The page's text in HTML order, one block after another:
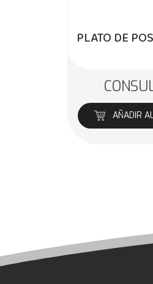
PLATO DE
AÑADIR